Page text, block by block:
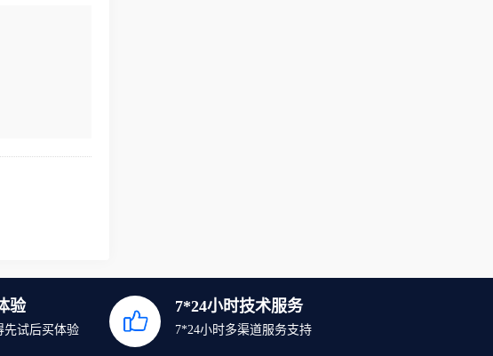
验
先试后买体验
7*24小时技术服务
7*24小时多渠道服务支持